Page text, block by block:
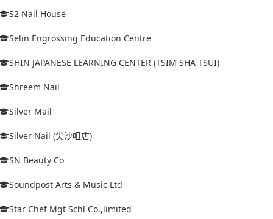
S2 Nail House
Selin Engrossing Education Centre
SHIN JAPANESE LEARNING CENTER (TSIM SHA TSUI)
Shreem Nail
Silver Mail
Silver Nail (尖沙咀店)
SN Beauty Co
Soundpost Arts & Music Ltd
Star Chef Mgt Schl Co.,limited